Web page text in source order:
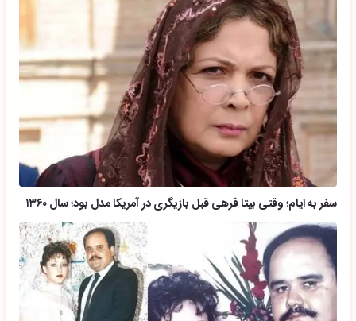
سفر به ایام؛ وقتی بیتا فرهی قبل بازیگری در آمریکا مدل بود؛ سال ۱۳۶۰